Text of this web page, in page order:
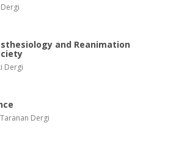
and Reanimation
Dergi
Dergi